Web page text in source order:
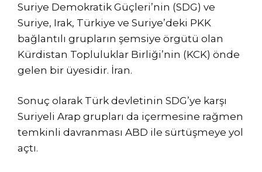
Suriye Demokratik Güçleri’nin (SDG) ve
Suriye, Irak, Türkiye ve Suriye’deki PKK
bağlantılı grupların şemsiye örgütü olan
Kürdistan Topluluklar Birliği’nin (KCK) önde
gelen bir üyesidir. İran.
Sonuç olarak Türk devletinin SDG’ye karşı
Suriyeli Arap grupları da içermesine rağmen
temkinli davranması ABD ile sürtüşmeye yol
açtı.